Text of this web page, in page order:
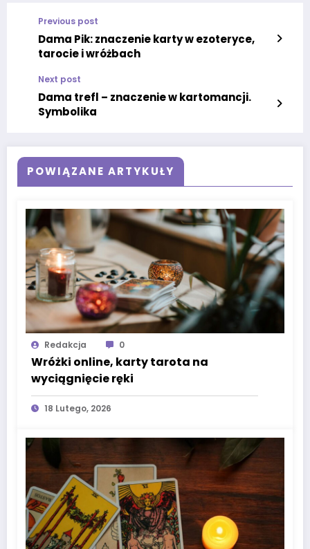
Previous post
Dama Pik: znaczenie karty w ezoteryce,
tarocie i wróżbach
Next post
Dama trefl – znaczenie w kartomancji.
Symbolika
POWIĄZANE ARTYKUŁY
Redakcja 0
Wróżki online, karty tarota na
wyciągnięcie ręki
18 Lutego, 2026